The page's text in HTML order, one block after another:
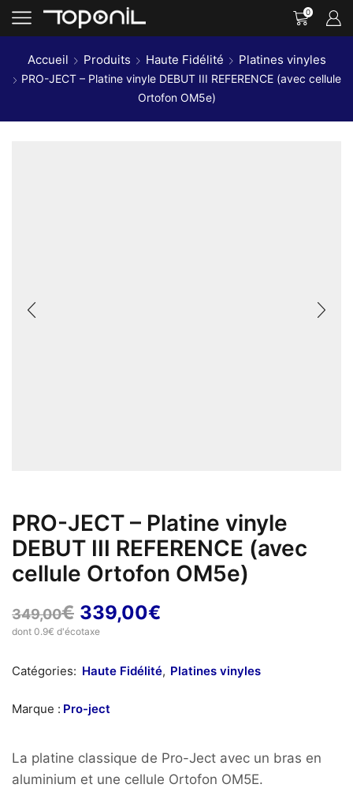
0
Accueil Produits Haute Fidélité Platines vinyles
PRO-JECT – Platine vinyle DEBUT III REFERENCE (avec cellule
Ortofon OM5e)
PRO-JECT – Platine vinyle
DEBUT III REFERENCE (avec
cellule Ortofon OM5e)
349,00€ Le
prix
était :
349,00€.
339,00€
est :
dont 0.9€ d'écotaxe
Catégories: Haute Fidélité, Platines vinyles
Marque : Pro-ject
La platine classique de Pro-Ject avec un bras en
aluminium et une cellule Ortofon OM5E.